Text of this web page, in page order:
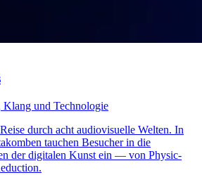
Klang und Technologie
durch acht audiovisuelle Welten. In
tauchen Besucher in die
der digitalen Kunst ein — von Physic-